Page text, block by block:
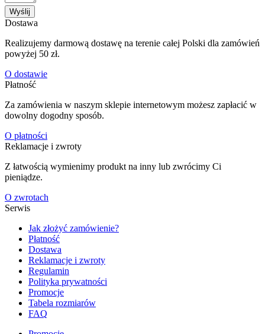
Wyślij
Dostawa
Realizujemy darmową dostawę na terenie całej Polski dla zamówień
powyżej 50 zł.
O dostawie
Płatność
Za zamówienia w naszym sklepie internetowym możesz zapłacić w
dowolny dogodny sposób.
O płatności
Reklamacje i zwroty
Z łatwością wymienimy produkt na inny lub zwrócimy Ci
pieniądze.
O zwrotach
Serwis
Jak złożyć zamówienie?
Płatność
Dostawa
Reklamacje i zwroty
Regulamin
Polityka prywatności
Promocje
Tabela rozmiarów
FAQ